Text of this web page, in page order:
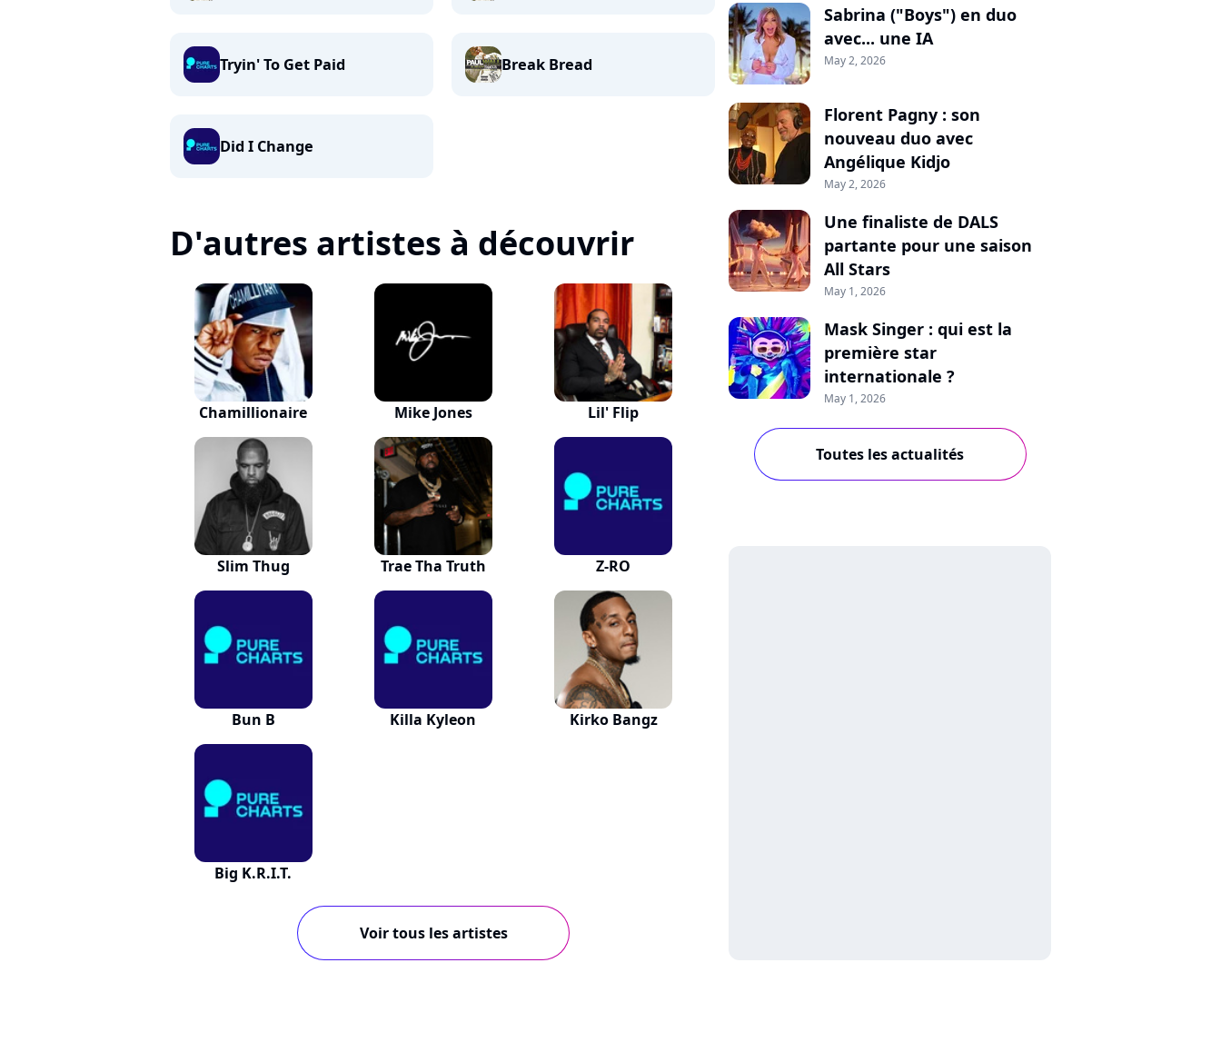
Tryin' To Get Paid Break Bread
Did I Change
D'autres artistes à découvrir
Chamillionaire Mike Jones Lil' Flip
Slim Thug Trae Tha Truth Z-RO
Bun B Killa Kyleon Kirko Bangz
Big K.R.I.T.
Voir tous les artistes
Sabrina ("Boys") en duo
avec... une IA
May 2, 2026
Florent Pagny : son
nouveau duo avec
Angélique Kidjo
May 2, 2026
Une finaliste de DALS
partante pour une saison
All Stars
May 1, 2026
Mask Singer : qui est la
première star
internationale ?
May 1, 2026
Toutes les actualités